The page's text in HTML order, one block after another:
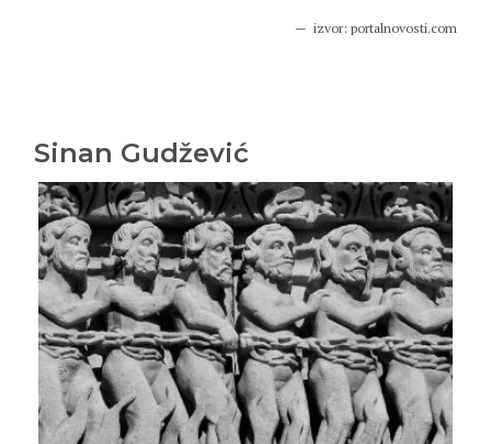
izvor: portalnovosti.com
Sinan Gudžević